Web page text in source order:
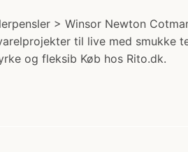
> Winsor Newton
til live med smukke
og fleksib Køb hos Rito.dk.